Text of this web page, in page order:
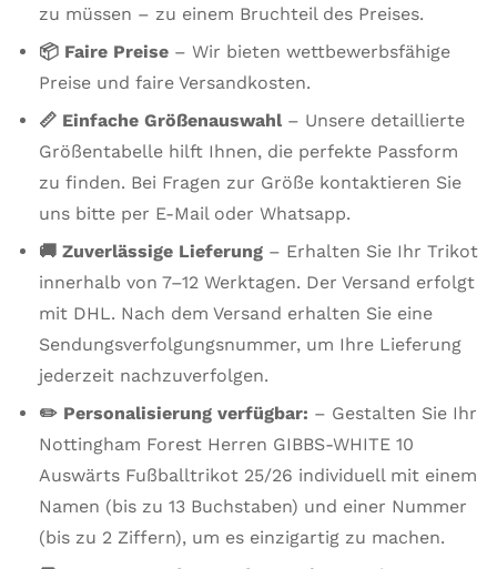
zu müssen – zu einem Bruchteil des Preises.
📦 Faire Preise – Wir bieten wettbewerbsfähige
Preise und faire Versandkosten.
📏 Einfache Größenauswahl – Unsere detaillierte
Größentabelle hilft Ihnen, die perfekte Passform
zu finden. Bei Fragen zur Größe kontaktieren Sie
uns bitte per E-Mail oder Whatsapp.
🚚 Zuverlässige Lieferung – Erhalten Sie Ihr Trikot
innerhalb von 7–12 Werktagen. Der Versand erfolgt
mit DHL. Nach dem Versand erhalten Sie eine
Sendungsverfolgungsnummer, um Ihre Lieferung
jederzeit nachzuverfolgen.
✏️ Personalisierung verfügbar: – Gestalten Sie Ihr
Nottingham Forest Herren GIBBS-WHITE 10
Auswärts Fußballtrikot 25/26 individuell mit einem
Namen (bis zu 13 Buchstaben) und einer Nummer
(bis zu 2 Ziffern), um es einzigartig zu machen.